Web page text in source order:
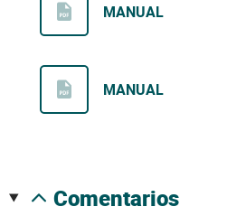
MANUAL
MANUAL
comentarios